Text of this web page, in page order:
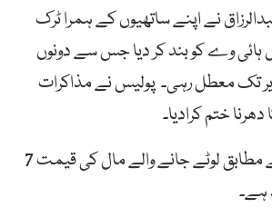
نے اپنے ساتھیوں کے ہمرا ٹرک
وے کو بند کر دیا جس سے دونوں
تک معطل رہی۔ پولیس نے مذاکرات
ختم کرادیا۔
متاثرہ ٹرک ڈرئیور کے مطابق لوٹے جانے والے مال کی قیمت 7
ہے۔